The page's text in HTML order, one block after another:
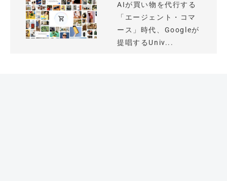
AIが買い物を代行する
「エージェント・コマ
ース」時代、Googleが
提唱するUniv...